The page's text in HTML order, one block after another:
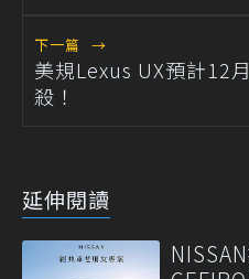
下一篇 →
美規Lexus UX預計12
殺！
延伸閱讀